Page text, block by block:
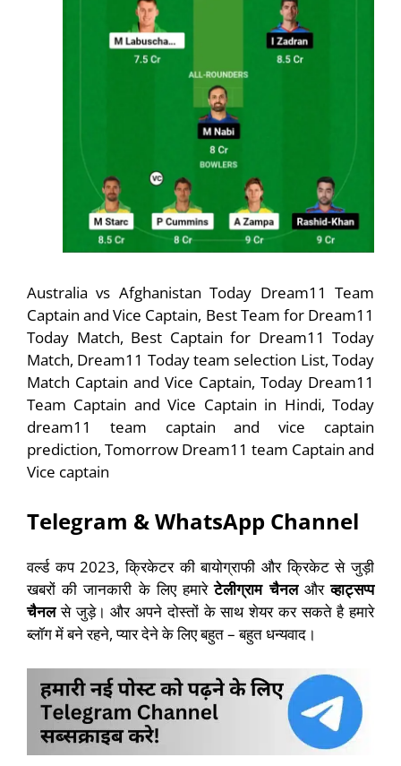
Australia vs Afghanistan Today Dream11 Team
Captain and Vice Captain, Best Team for Dream11
Today Match, Best Captain for Dream11 Today
Match, Dream11 Today team selection List, Today
Match Captain and Vice Captain, Today Dream11
Team Captain and Vice Captain in Hindi, Today
dream11 team captain and vice captain
prediction, Tomorrow Dream11 team Captain and
Vice captain
Telegram & WhatsApp Channel
वर्ल्ड कप 2023, क्रिकेटर की बायोग्राफी और क्रिकेट से जुड़ी
खबरों की जानकारी के लिए हमारेटेलीग्राम चैनलऔरव्हाट्सप्प
चैनलसे जुड़े। और अपने दोस्तों के साथ शेयर कर सकते है हमारे
ब्लॉग में बने रहने, प्यार देने के लिए बहुत – बहुत धन्यवाद।